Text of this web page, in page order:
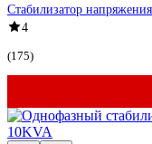
Стабилизатор
4
(175)